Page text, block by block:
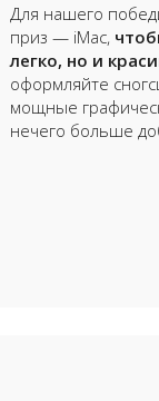
Для нашего
приз — iMac,
легко, но и
оформляйте
мощные
нечего больше